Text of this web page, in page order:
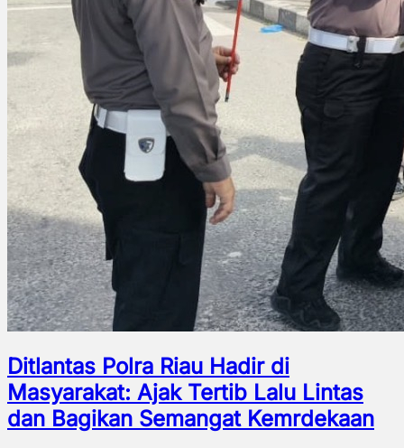
Ditlantas Polra Riau Hadir di
Masyarakat: Ajak Tertib Lalu Lintas
dan Bagikan Semangat Kemrdekaan